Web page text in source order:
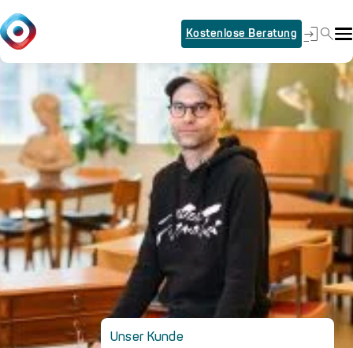
Kostenlose Beratung
Unser Kunde